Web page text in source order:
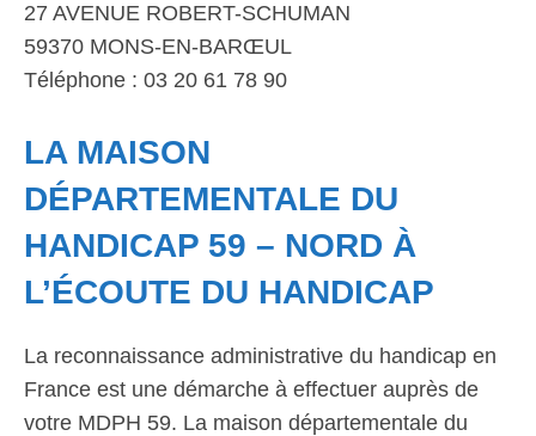
27 AVENUE ROBERT-SCHUMAN
59370 MONS-EN-BARŒUL
Téléphone : 03 20 61 78 90
LA MAISON
DÉPARTEMENTALE DU
HANDICAP 59 – NORD À
L’ÉCOUTE DU HANDICAP
La reconnaissance administrative du handicap en
France est une démarche à effectuer auprès de
votre MDPH 59. La maison départementale du